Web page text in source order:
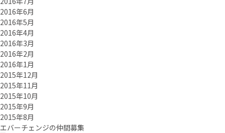
2016年6月
2016年5月
2016年4月
2016年3月
2016年2月
2016年1月
2015年12月
2015年11月
2015年10月
2015年9月
2015年8月
エバーチェ ンジの仲間募集